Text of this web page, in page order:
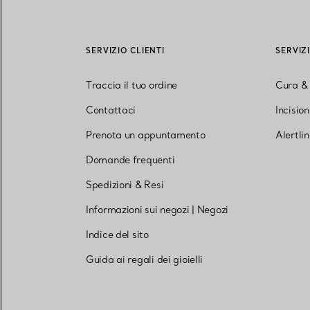
SERVIZIO CLIENTI
Traccia il tuo ordine
Contattaci
Prenota un appuntamento
Domande frequenti
Spedizioni & Resi
Informazioni sui negozi
Negozi
Indice del sito
Guida ai regali dei gioielli
SERVIZI
Cura